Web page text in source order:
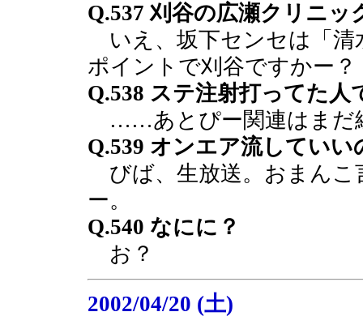
Q.537 刈谷の広瀬クリニッ
いえ、坂下センセは「
ポイントで刈谷ですかー？
Q.538 ステ注射打ってた
……あとぴー関連はまだ
Q.539 オンエア流していい
びば、生放送。おまんこ
ー。
Q.540 なにに？
お？
2002/04/20 (土)